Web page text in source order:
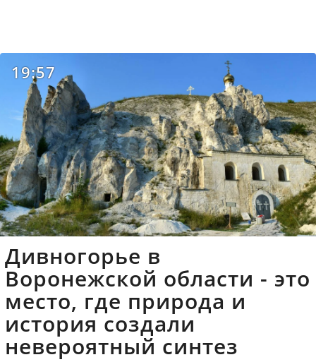
19:57
Дивногорье в
Воронежской области - это
место, где природа и
история создали
невероятный синтез